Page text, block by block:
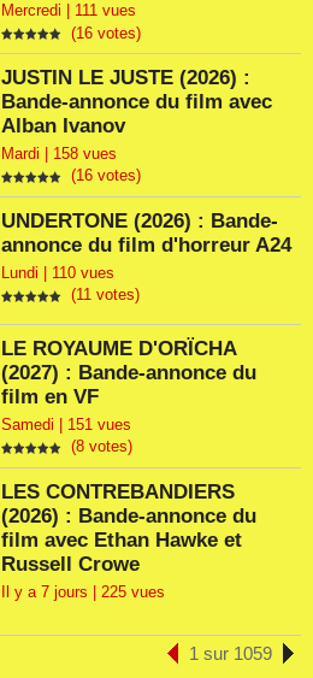
Mercredi | 111 vues
(16 votes)
JUSTIN LE JUSTE (2026) :
Bande-annonce du film avec
Alban Ivanov
Mardi | 158 vues
(16 votes)
UNDERTONE (2026) : Bande-
annonce du film d'horreur A24
Lundi | 110 vues
(11 votes)
LE ROYAUME D'ORÏCHA
(2027) : Bande-annonce du
film en VF
Samedi | 151 vues
(8 votes)
LES CONTREBANDIERS
(2026) : Bande-annonce du
film avec Ethan Hawke et
Russell Crowe
Il y a 7 jours | 225 vues
1 sur 1059